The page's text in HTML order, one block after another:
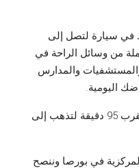
15 دقيقة فقط في سيارة لتصل إلى
من وسائل الراحة في
والمدارس
اليومية.
لرحلات أبعد من ذلك، فإنه يأخذ ما يقرب 95 دقيقة لتذهب إلى
في بورصا وننصح